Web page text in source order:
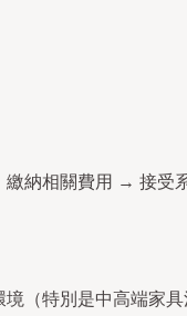
納相關費用 → 接受
（特別是中高端家具